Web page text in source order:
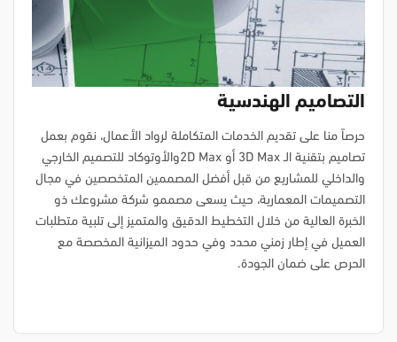
التصاميم الهندسية
حرصاً منا على تقديم الخدمات المتكاملة لرواد الأعمال، نقوم بعمل
تصاميم بتقنية الـ 3D Max أو 2D Maxوالأوتوكاد للتصميم الخارجي
والداخلي للمشاريع من قبل أفضل المصممين المتخصصين في مجال
التصميمات المعمارية، حيث يسعى مصممو شركة مشروعك ذو
الخبرة العالية من خلال التخطيط الدقيق والمتميز إلى تلبية متطلبات
العميل في إطار زمني محدد وفي حدود الميزانية المخصصة مع
الحرص على ضمان الجودة.